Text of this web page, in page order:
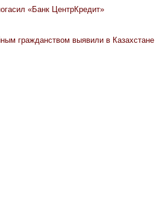
«Банк ЦентрКредит»
гражданством выявили в Казахстане